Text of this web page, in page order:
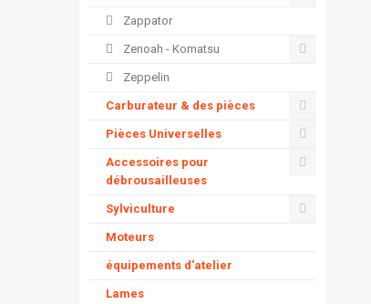
Zappator
Zenoah - Komatsu
Zeppelin
Carburateur & des pièces
Pièces Universelles
Accessoires pour
débrousailleuses
Sylviculture
Moteurs
équipements d'atelier
Lames